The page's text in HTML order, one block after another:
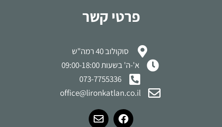
פרטי קשר
סוקולוב 40 רמה"ש
א'-ה' בשעות 09:00-18:00
073-7755336
office@lironkatlan.co.il